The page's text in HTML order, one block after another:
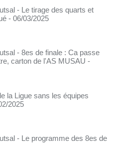
- Le tirage des quarts et
- 06/03/2025
- 8es de finale : Ca passe
carton de l'AS MUSAU -
la Ligue sans les équipes
2025
- Le programme des 8es de